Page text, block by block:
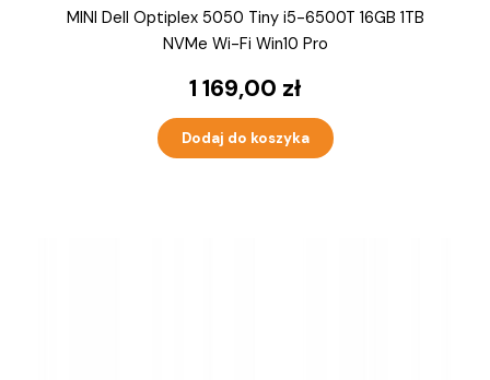
MINI Dell Optiplex 5050 Tiny i5-6500T 16GB 1TB
NVMe Wi-Fi Win10 Pro
1 169,00 zł
Dodaj do koszyka